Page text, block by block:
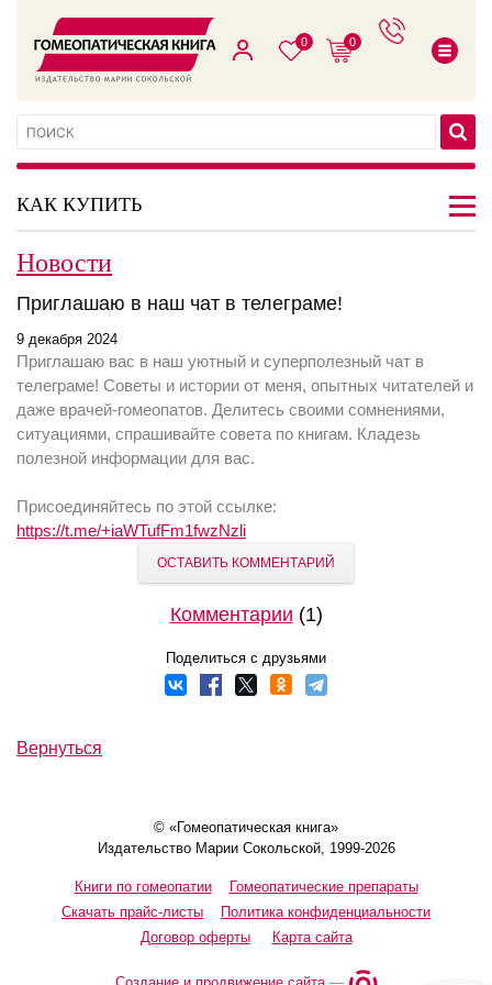
0 0
КАК КУПИТЬ
Новости
Приглашаю в наш чат в телеграме!
9 декабря 2024
Приглашаю вас в наш уютный и суперполезный чат в
телеграме! Советы и истории от меня, опытных читателей и
даже врачей-гомеопатов. Делитесь своими сомнениями,
ситуациями, спрашивайте совета по книгам. Кладезь
полезной информации для вас.
Присоединяйтесь по этой ссылке:
https://t.me/+iaWTufFm1fwzNzli
ОСТАВИТЬ КОММЕНТАРИЙ
Комментарии (1)
Поделиться с друзьями
Вернуться
© «Гомеопатическая книга»
Издательство Марии Сокольской, 1999-2026
Книги по гомеопатии
Гомеопатические препараты
Скачать прайс-листы
Политика конфиденциальности
Договор оферты
Карта сайта